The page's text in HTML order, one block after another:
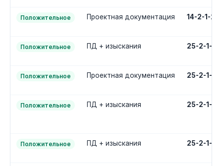
Положительное Проектная документация 14-2-1-2-
Положительное ПД + изыскания 25-2-1-
Положительное Проектная документация 25-2-1-
Положительное ПД + изыскания 25-2-1-
Положительное ПД + изыскания 25-2-1-